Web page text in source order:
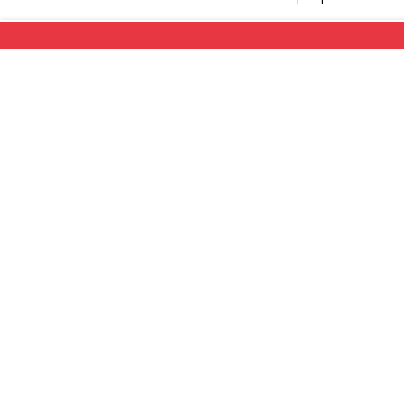
Según los
será instalado